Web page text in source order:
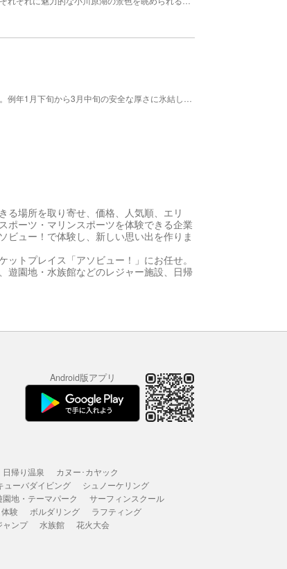
る場所を取り寄せ、価格、人気順、エリ
ポーツ・マリンスポーツを体験できる企業
ビュー！で体験し、新しい思い出を作りま
トプレイス「アソビュー！」にお任せ。
遊園地・水族館などのレジャー施設、日帰
Android版アプリ
日帰り温泉
カヌー･カヤック
ューバダイビング
シュノーケリング
園地・テーマパーク
サーフィンスクール
験 ボルダリング
ラフティング
ャンプ 水族館 花火大会